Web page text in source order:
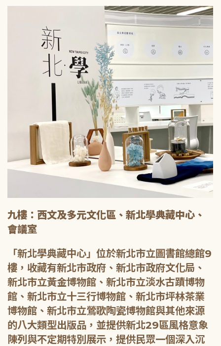
九樓：西文及多元文化區、新北學典藏中心、
會議室
「新北學典藏中心」位於新北市立圖書館總館9
樓，收藏有新北市政府、新北市政府文化局、
新北市立黃金博物館、新北市立淡水古蹟博物
館、新北市立十三行博物館、新北市坪林茶業
博物館、新北市立鶯歌陶瓷博物館與其他來源
的八大類型出版品，並提供新北29區風格意象
陳列與不定期特別展示，提供民眾一個深入沉